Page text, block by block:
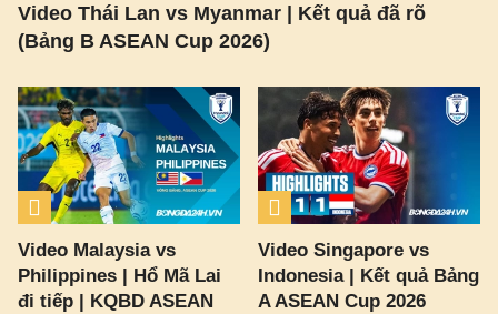
Video Thái Lan vs Myanmar | Kết quả đã rõ
(Bảng B ASEAN Cup 2026)
Video Malaysia vs
Philippines | Hổ Mã Lai
đi tiếp | KQBD ASEAN
Video Singapore vs
Indonesia | Kết quả Bảng
A ASEAN Cup 2026